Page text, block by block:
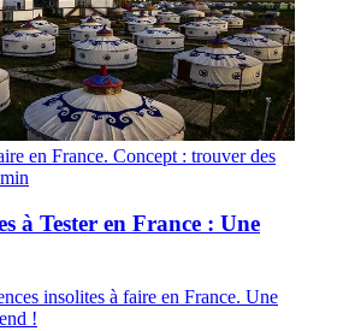
en France. Concept : trouver des
min
à Tester en France : Une
insolites à faire en France. Une
!